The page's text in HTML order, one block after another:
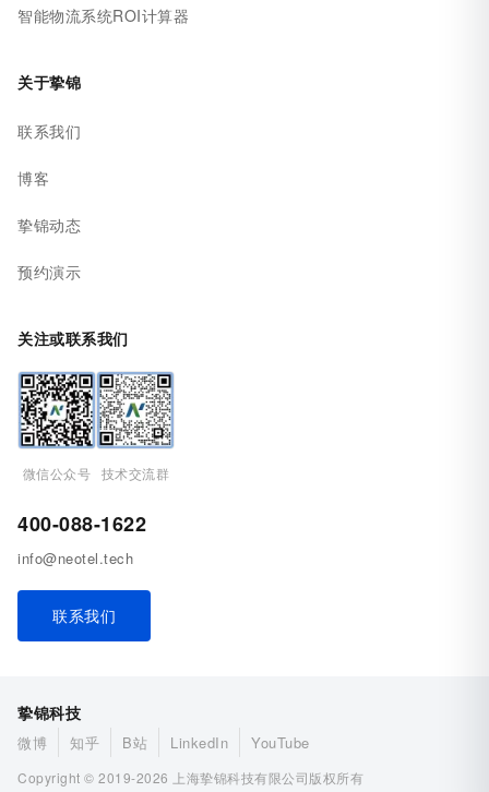
智能物流系统ROI计算器
关于挚锦
联系我们
博客
挚锦动态
预约演示
关注或联系我们
微信公众号 技术交流群
400-088-1622
info@neotel.tech
联系我们
挚锦科技
微博 知乎 B站 LinkedIn YouTube
Copyright © 2019-2026 上海挚锦科技有限公司版权所有